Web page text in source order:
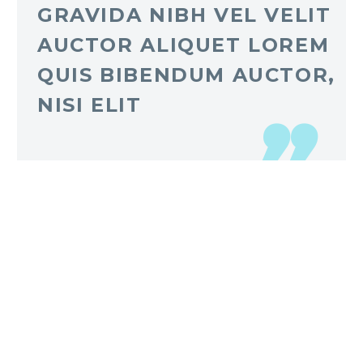
GRAVIDA NIBH VEL VELIT
AUCTOR ALIQUET LOREM
QUIS BIBENDUM AUCTOR,
NISI ELIT